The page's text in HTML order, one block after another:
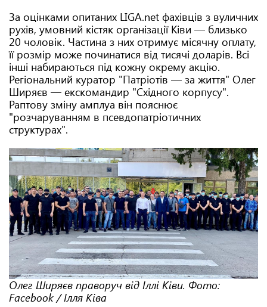
За оцінками опитаних LIGA.net фахівців з вуличних
рухів, умовний кістяк організації Ківи — близько
20 чоловік. Частина з них отримує місячну оплату,
її розмір може починатися від тисячі доларів. Всі
інші набираються під кожну окрему акцію.
Регіональний куратор "Патріотів — за життя" Олег
Ширяєв — екскомандир "Східного корпусу".
Раптову зміну амплуа він пояснює
"розчаруванням в псевдопатріотичних
структурах".
Олег Ширяєв праворуч від Іллі Ківи. Фото:
Facebook / Ілля Ківа